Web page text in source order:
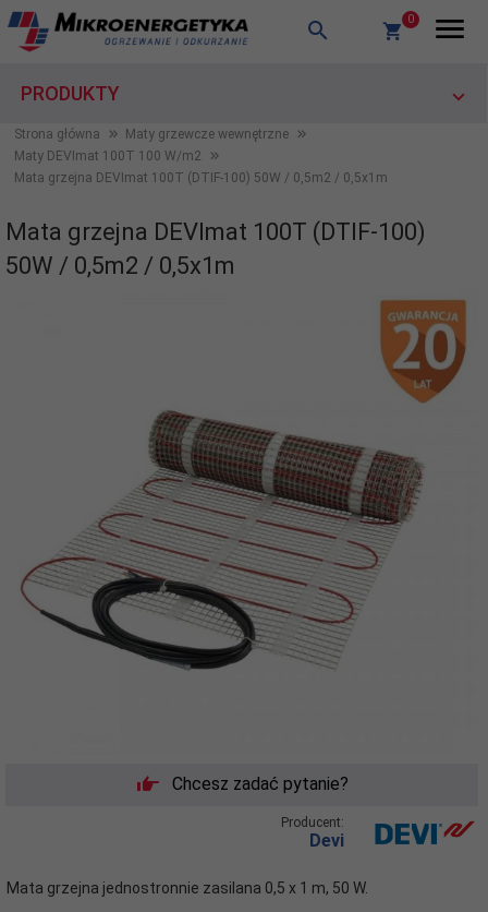
0
PRODUKTY
Strona główna
Maty grzewcze wewnętrzne
Maty DEVImat 100T 100 W/m2
Mata grzejna DEVImat 100T (DTIF-100) 50W / 0,5m2 / 0,5x1m
Mata grzejna DEVImat 100T (DTIF-100)
50W / 0,5m2 / 0,5x1m
Chcesz zadać pytanie?
Producent:
Devi
Mata grzejna jednostronnie zasilana 0,5 x 1 m, 50 W.